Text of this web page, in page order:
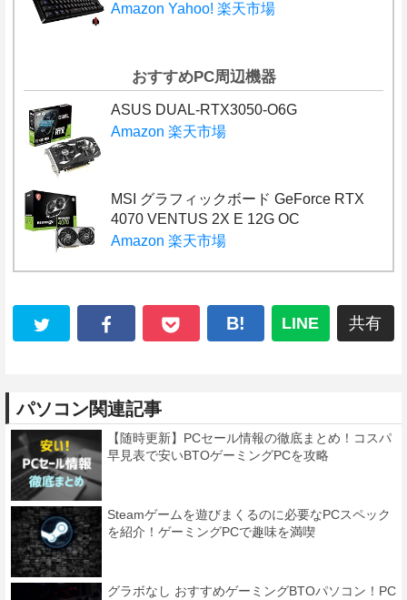
Amazon Yahoo! 楽天市場
おすすめPC周辺機器
ASUS DUAL-RTX3050-O6G
Amazon 楽天市場
MSI グラフィックボード GeForce RTX
4070 VENTUS 2X E 12G OC
Amazon 楽天市場
B! LINE 共有
パソコン関連記事
【随時更新】PCセール情報の徹底まとめ！コスパ
早見表で安いBTOゲーミングPCを攻略
Steamゲームを遊びまくるのに必要なPCスペック
を紹介！ゲーミングPCで趣味を満喫
グラボなし おすすめゲーミングBTOパソコン！PC